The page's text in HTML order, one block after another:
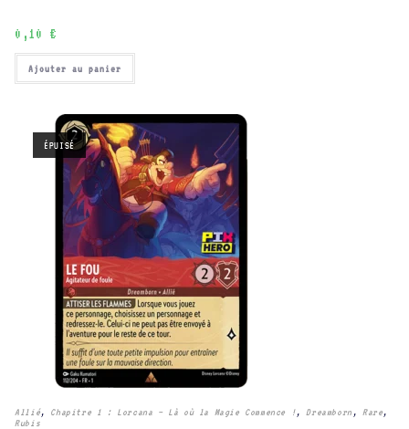
0,10 €
Ajouter au panier
ÉPUISÉ
Allié, Chapitre 1 : Lorcana – Là où la Magie Commence !, Dreamborn , Rare,
Rubis